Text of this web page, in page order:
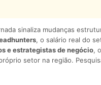
sinaliza mudanças
, o salário real do
e estrategistas de negócio,
setor na região.